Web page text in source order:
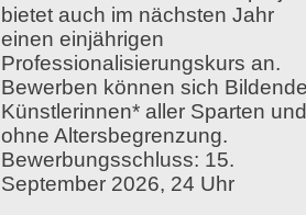
bietet auch im nächsten Jahr
einen einjährigen
Professionalisierungskurs an.
Bewerben können sich
Künstlerinnen* aller Sparten und
ohne Altersbegrenzung.
Bewerbungsschluss: 15.
September 2026, 24 Uhr